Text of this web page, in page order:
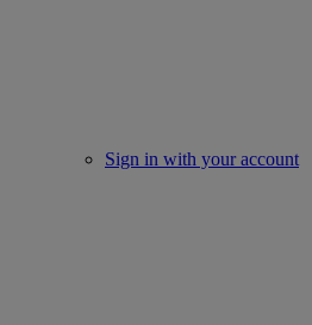
Sign in with your account